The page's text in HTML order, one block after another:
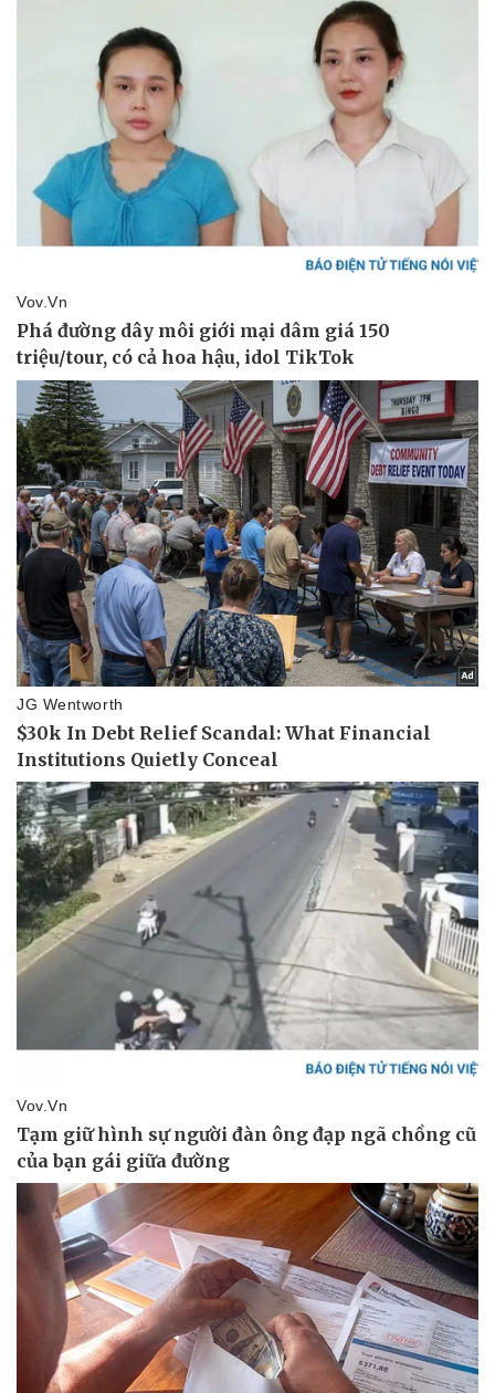
Tin nóng
Tư vấn luật
Quân sự - Quốc phòng
Vũ khí
Việt Nam
Thể thao
Bóng đá
Lịch thi đấu bóng đá
Thế giới thể thao
eSports
Hậu trường
Ô tô
Tư vấn